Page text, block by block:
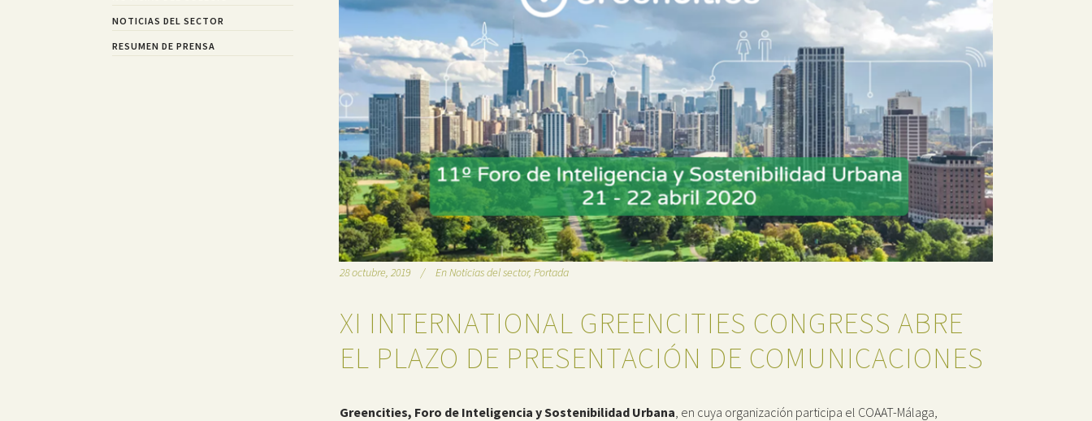
NOTICIAS DEL SECTOR
RESUMEN DE PRENSA
28 octubre, 2019 EnNoticias del sector, Portada
XI INTERNATIONAL GREENCITIES CONGRESS ABRE
EL PLAZO DE PRESENTACIÓN DE COMUNICACIONES
Greencities, Foro de Inteligencia y Sostenibilidad Urbana , en cuya organización participa el COAAT-Málaga,